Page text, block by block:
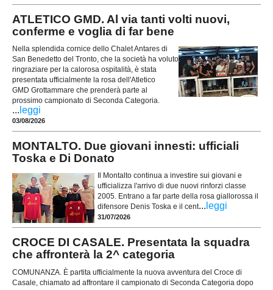
ATLETICO GMD. Al via tanti volti nuovi,
conferme e voglia di far bene
Nella splendida cornice dello Chalet Antares di
San Benedetto del Tronto, che la società ha voluto
ringraziare per la calorosa ospitalità, è stata
presentata ufficialmente la rosa dell'Atletico
GMD Grottammare che prenderà parte al
prossimo campionato di Seconda Categoria.
... leggi
03/08/2026
MONTALTO. Due giovani innesti: ufficiali
Toska e Di Donato
Il Montalto continua a investire sui giovani e
ufficializza l'arrivo di due nuovi rinforzi classe
2005. Entrano a far parte della rosa giallorossa il
difensore Denis Toska e il cent... leggi
31/07/2026
CROCE DI CASALE. Presentata la squadra
che affronterà la 2^ categoria
COMUNANZA. È partita ufficialmente la nuova avventura del Croce di
Casale, chiamato ad affrontare il campionato di Seconda Categoria dopo